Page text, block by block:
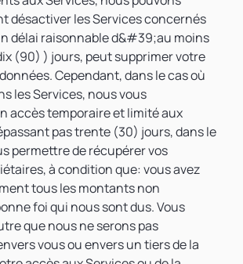
désactiver les Services concernés
délai raisonnable d&#39;au moins
(90) ) jours, peut supprimer votre
Cependant, dans le cas où
les Services, nous vous
accès temporaire et limité aux
pas trente (30) jours, dans le
permettre de récupérer vos
à condition que: vous avez
tous les montants non
foi qui nous sont dus. Vous
que nous ne serons pas
vous ou envers un tiers de la